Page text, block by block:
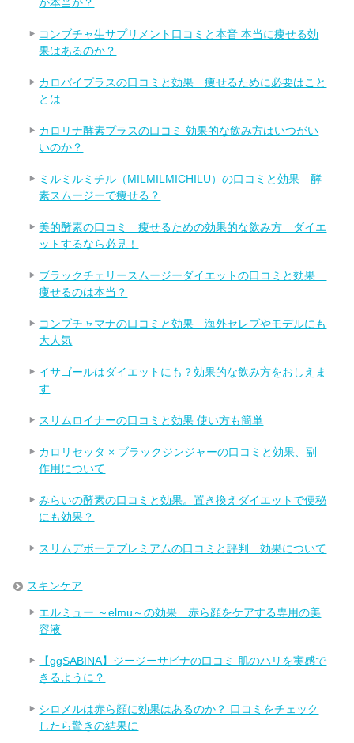
コンブチャ生サプリメント口コミと本音 本当に痩せる効
果はあるのか？
カロバイプラスの口コミと効果 痩せるために必要はこと
とは
カロリナ酵素プラスの口コミ 効果的な飲み方はいつがい
いのか？
ミルミルミチル（MILMILMICHILU）の口コミと効果 酵
素スムージーで痩せる？
美的酵素の口コミ 痩せるための効果的な飲み方 ダイエ
ットするなら必見！
ブラックチェリースムージーダイエットの口コミと効果
痩せるのは本当？
コンブチャマナの口コミと効果 海外セレブやモデルにも
大人気
イサゴールはダイエットにも？効果的な飲み方をおしえま
す
スリムロイナーの口コミと効果 使い方も簡単
カロリセッタ × ブラックジンジャーの口コミと効果、副
作用について
みらいの酵素の口コミと効果。置き換えダイエットで便秘
にも効果？
スリムデボーテプレミアムの口コミと評判 効果について
スキンケア
エルミュー ～elmu～の効果 赤ら顔をケアする専用の美
容液
【ggSABINA】ジージーサビナの口コミ 肌のハリを実感で
きるように？
シロメルは赤ら顔に効果はあるのか？ 口コミをチェック
したら驚きの結果に